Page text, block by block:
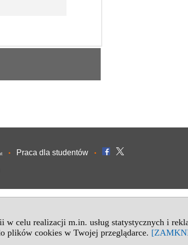
celu realizacji m.in. usług statystycznych i
plików cookies w Twojej przeglądarce.
• Praca dla studentów •